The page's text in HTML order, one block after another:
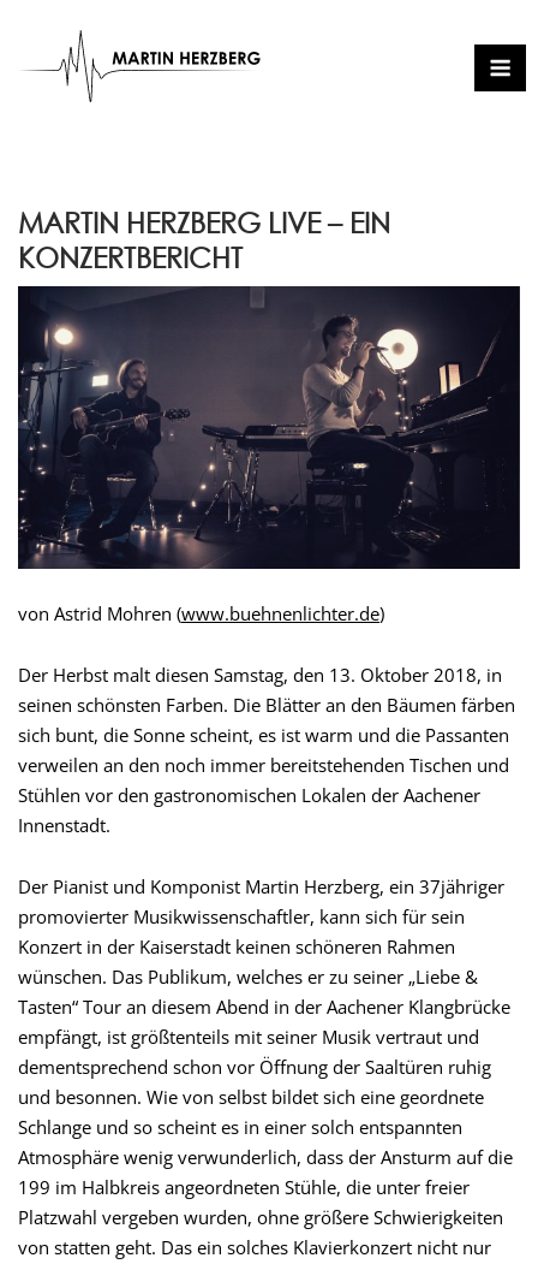
content
MARTIN HERZBERG LIVE – EIN
KONZERTBERICHT
von Astrid Mohren (www.buehnenlichter.de)
Der Herbst malt diesen Samstag, den 13. Oktober 2018, in
seinen schönsten Farben. Die Blätter an den Bäumen färben
sich bunt, die Sonne scheint, es ist warm und die Passanten
verweilen an den noch immer bereitstehenden Tischen und
Stühlen vor den gastronomischen Lokalen der Aachener
Innenstadt.
Der Pianist und Komponist Martin Herzberg, ein 37jähriger
promovierter Musikwissenschaftler, kann sich für sein
Konzert in der Kaiserstadt keinen schöneren Rahmen
wünschen. Das Publikum, welches er zu seiner „Liebe &
Tasten“ Tour an diesem Abend in der Aachener Klangbrücke
empfängt, ist größtenteils mit seiner Musik vertraut und
dementsprechend schon vor Öffnung der Saaltüren ruhig
und besonnen. Wie von selbst bildet sich eine geordnete
Schlange und so scheint es in einer solch entspannten
Atmosphäre wenig verwunderlich, dass der Ansturm auf die
199 im Halbkreis angeordneten Stühle, die unter freier
Platzwahl vergeben wurden, ohne größere Schwierigkeiten
von statten geht. Das ein solches Klavierkonzert nicht nur